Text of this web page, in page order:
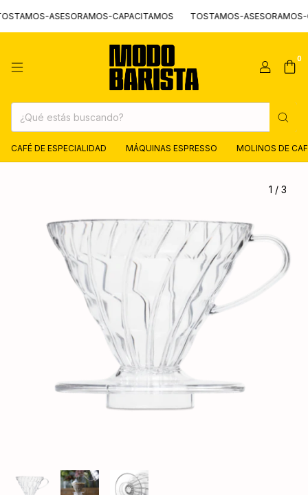
ASESORAMOS-CAPACITAMOS TOSTAMOS-ASESORAMOS-
0
CAFÉ DE ESPECIALIDAD MÁQUINAS ESPRESSO MOLINOS DE
1 / 3